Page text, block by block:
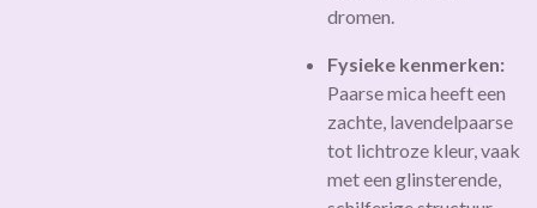
dromen.
Fysieke kenmerken:
Paarse mica heeft een
zachte, lavendelpaarse
tot lichtroze kleur, vaak
met een glinsterende,